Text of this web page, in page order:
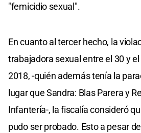
"femicidio sexual".
En cuanto al tercer hecho, la
trabajadora sexual entre el 30 y
2018, -quién además tenía la
lugar que Sandra: Blas Parera y
Infantería-, la fiscalía consideró
pudo ser probado. Esto a pesar